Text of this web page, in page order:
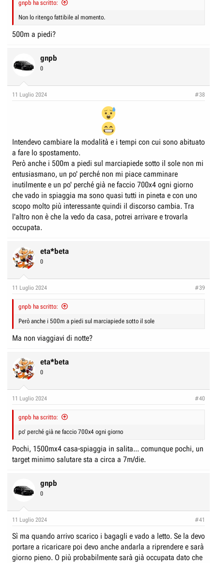
gnpb ha scritto:
Non lo ritengo fattibile al momento.
500m a piedi?
gnpb
0
11 Luglio 2024 #38
Intendevo cambiare la modalità e i tempi con cui sono abituato
a fare lo spostamento.
Però anche i 500m a piedi sul marciapiede sotto il sole non mi
entusiasmano, un po' perché non mi piace camminare
inutilmente e un po' perché già ne faccio 700x4 ogni giorno
che vado in spiaggia ma sono quasi tutti in pineta e con uno
scopo molto più interessante quindi il discorso cambia. Tra
l'altro non è che la vedo da casa, potrei arrivare e trovarla
occupata.
eta*beta
0
11 Luglio 2024 #39
gnpb ha scritto:
Però anche i 500m a piedi sul marciapiede sotto il sole
Ma non viaggiavi di notte?
eta*beta
0
11 Luglio 2024 #40
gnpb ha scritto:
po' perché già ne faccio 700x4 ogni giorno
Pochi, 1500mx4 casa-spiaggia in salita... comunque pochi, un
target minimo salutare sta a circa a 7m/die.
gnpb
0
11 Luglio 2024 #41
Sì ma quando arrivo scarico i bagagli e vado a letto. Se la devo
portare a ricaricare poi devo anche andarla a riprendere e sarà
giorno pieno. O più probabilmente sarà già occupata dato che